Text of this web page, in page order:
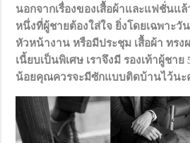
นอกจากเรื่องของเสื้อผ้าและแฟชั่นแล้
หนึ่งที่ผู้ชายต้องใส่ใจ ยิ่งโดยเฉพาะวั
หัวหน้างาน หรือมีประชุม เสื้อผ้า ทรง
เนี้ยบเป็นพิเศษ เราจึงมี รองเท้าผู้ชา
น้อยคุณควรจะมีซักแบบติดบ้านไว้นะ